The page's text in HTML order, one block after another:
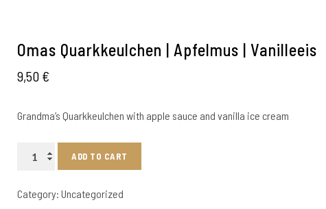
Omas Quarkkeulchen | Apfelmus | Vanilleeis
9,50 €
Grandma’s Quarkkeulchen with apple sauce and vanilla ice cream
Omas
Quarkkeulchen
|
ADD TO CART
Category: Uncategorized